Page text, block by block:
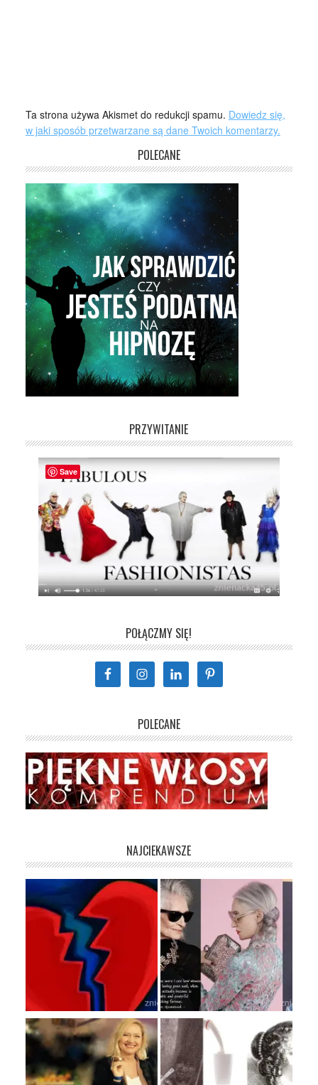
Ta strona używa Akismet do redukcji spamu. Dowiedz się,
w jaki sposób przetwarzane są dane Twoich komentarzy.
POLECANE
PRZYWITANIE
POŁĄCZMY SIĘ!
POLECANE
NAJCIEKAWSZE
Save